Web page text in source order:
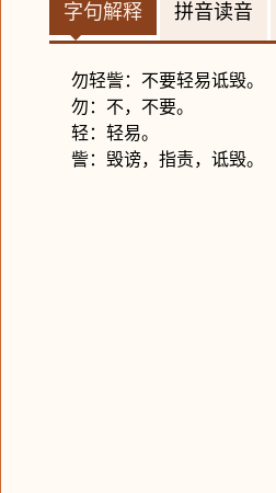
字句解释 拼音读音
勿轻訾：不要轻易诋毁。
勿：不，不要。
轻：轻易。
訾：毁谤，指责，诋毁。